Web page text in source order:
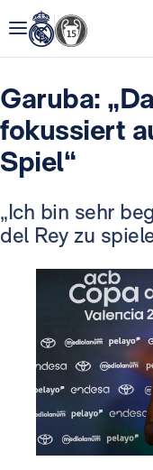
Garuba:
fokussiert
Spiel“
„Ich bin sehr
del Rey zu